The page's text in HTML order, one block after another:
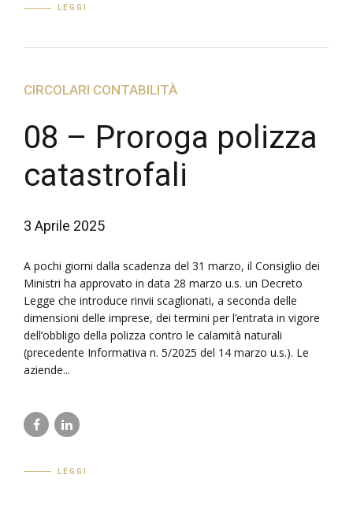
LEGGI
CIRCOLARI CONTABILITÀ
08 – Proroga polizza
catastrofali
3 Aprile 2025
A pochi giorni dalla scadenza del 31 marzo, il Consiglio dei
Ministri ha approvato in data 28 marzo u.s. un Decreto
Legge che introduce rinvii scaglionati, a seconda delle
dimensioni delle imprese, dei termini per l’entrata in vigore
dell’obbligo della polizza contro le calamità naturali
(precedente Informativa n. 5/2025 del 14 marzo u.s.). Le
aziende...
LEGGI